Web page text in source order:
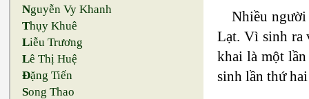
Nguyễn Vy Khanh
Thụy Khuê
Liễu Trương
Lê Thị Huệ
Đặng Tiến
Song Thao
Nhiều người
Lạt. Vì sinh ra
khai là một
sinh lần thứ